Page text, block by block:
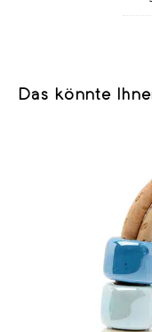
Das könnte